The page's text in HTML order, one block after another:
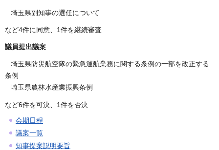
埼玉県副知事の選任について
など4件に同意、1件を継続審査
議員提出議案
埼玉県防災航空隊の緊急運航業務に関する条例の一部を改正する
条例
埼玉県農林水産業振興条例
など6件を可決、1件を否決
会期日程
議案一覧
知事提案説明要旨